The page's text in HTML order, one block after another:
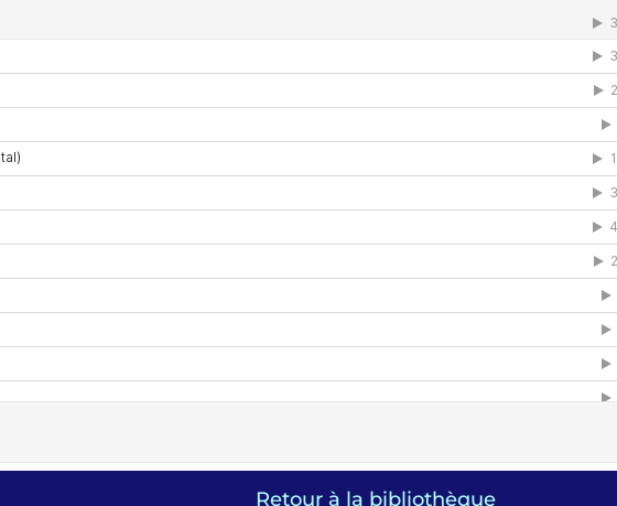
Retour à la bibliothèque